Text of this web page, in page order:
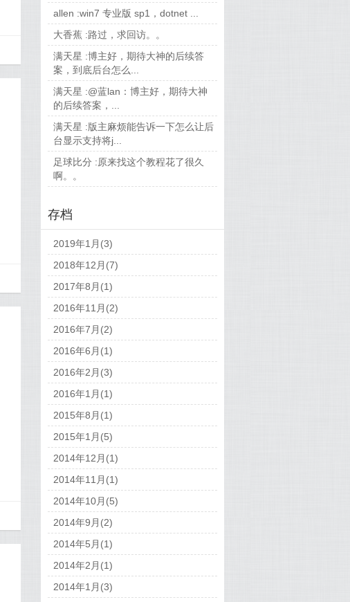
allen :win7 专业版 sp1，dotnet ...
大香蕉 :路过，求回访。。
满天星 :博主好，期待大神的后续答
案，到底后台怎么...
满天星 :@蓝lan：博主好，期待大神
的后续答案，...
满天星 :版主麻烦能告诉一下怎么让后
台显示支持将j...
足球比分 :原来找这个教程花了很久
啊。。
存档
2019年1月(3)
2018年12月(7)
2017年8月(1)
2016年11月(2)
2016年7月(2)
2016年6月(1)
2016年2月(3)
2016年1月(1)
2015年8月(1)
2015年1月(5)
2014年12月(1)
2014年11月(1)
2014年10月(5)
2014年9月(2)
2014年5月(1)
2014年2月(1)
2014年1月(3)